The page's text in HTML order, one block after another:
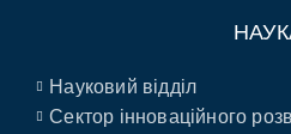
Науковий відділ
Сектор інноваційного